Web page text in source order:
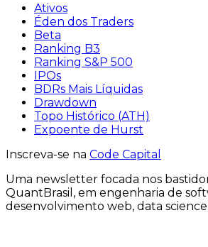
Ativos
Éden dos Traders
Beta
Ranking B3
Ranking S&P 500
IPOs
BDRs Mais Líquidas
Drawdown
Topo Histórico (ATH)
Expoente de Hurst
Inscreva-se na Code Capital
Uma newsletter focada nos
QuantBrasil , em engenharia de
desenvolvimento web, data science,